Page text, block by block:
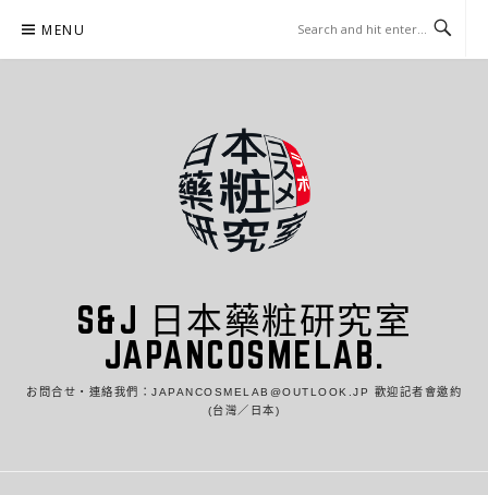
content
MENU
S&J 日本藥粧研究室
JAPANCOSMELAB.
お問合せ・連絡我們：JAPANCOSMELAB@OUTLOOK.JP 歡迎記者會邀約
(台灣／日本)